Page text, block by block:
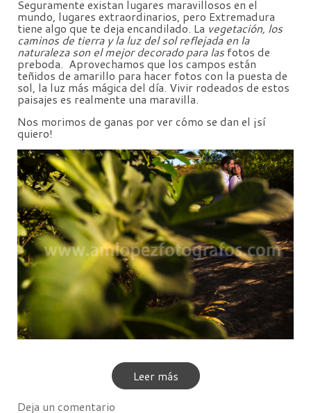
Seguramente existan lugares maravillosos en el
mundo, lugares extraordinarios, pero Extremadura
tiene algo que te deja encandilado. La vegetación, los
caminos de tierra y la luz del sol reflejada en la
naturaleza son el mejor decorado para lasfotos de
preboda. Aprovechamos que los campos están
teñidos de amarillo para hacer fotos con la puesta de
sol, la luz más mágica del día. Vivir rodeados de estos
paisajes es realmente una maravilla.
Nos morimos de ganas por ver cómo se dan el ¡sí
quiero!
Leer más
Deja un comentario